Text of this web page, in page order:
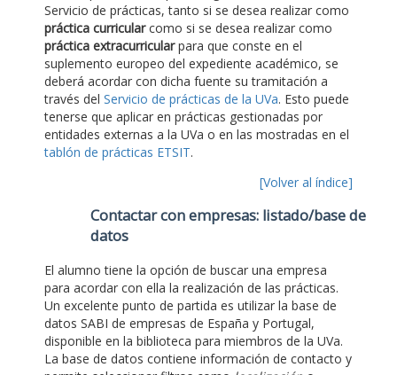
Servicio de prácticas, tanto si se desea realizar como
práctica curricularcomo si se desea realizar como
práctica extracurricularpara que conste en el
suplemento europeo del expediente académico, se
deberá acordar con dicha fuente su tramitación a
través del Servicio de prácticas de la UVa. Esto puede
tenerse que aplicar en prácticas gestionadas por
entidades externas a la UVa o en las mostradas en el
tablón de prácticas ETSIT.
[Volver al índice]
Contactar con empresas: listado/base de
datos
El alumno tiene la opción de buscar una empresa
para acordar con ella la realización de las prácticas.
Un excelente punto de partida es utilizar la base de
datos SABI de empresas de España y Portugal,
disponible en la biblioteca para miembros de la UVa.
La base de datos contiene información de contacto y